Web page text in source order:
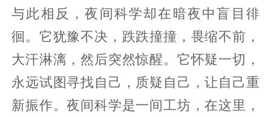
与此相反，夜间科学却在暗夜中盲目徘
徊。它犹豫不决，跌跌撞撞，畏缩不前，
大汗淋漓，然后突然惊醒。它怀疑一切，
永远试图寻找自己，质疑自己，让自己重
新振作。夜间科学是一间工坊，在这里，